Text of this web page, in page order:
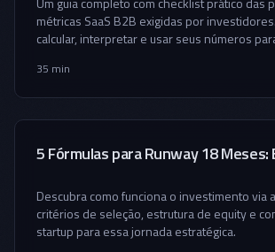
métricas SaaS B2B exigidas por
calcular, interpretar e usar seus números
35 min
5 Fórmulas para Runway 18
Descubra como funciona o investimento via
critérios de seleção, estrutura de equity e
startup para essa jornada estratégica.